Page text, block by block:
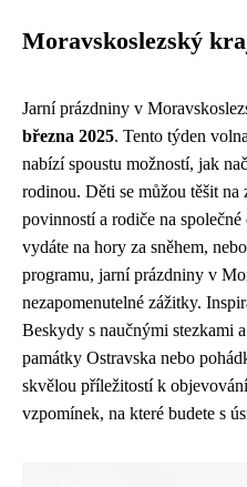
Moravskoslezský
Jarní prázdniny v
března 2025. Tento týden
nabízí spoustu možností, jak
rodinou. Děti se můžou těšit
povinností a rodiče na
vydáte na hory za sněhem,
programu, jarní prázdniny v
nezapomenutelné zážitky.
Beskydy s naučnými stezkami
památky Ostravska nebo
skvělou příležitostí k
vzpomínek, na které budete s